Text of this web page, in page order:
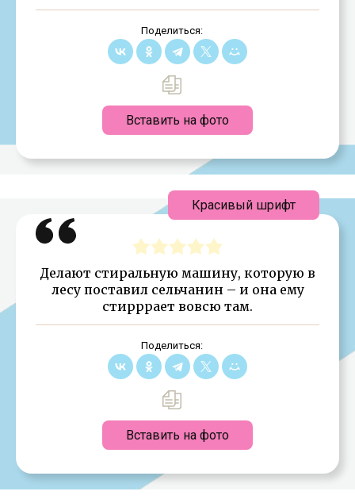
Поделиться:
Вставить на фото
Делают стиральную машину, которую в
лесу поставил сельчанин – и она ему
стирррает вовсю там.
Поделиться:
Вставить на фото
Красивый шрифт